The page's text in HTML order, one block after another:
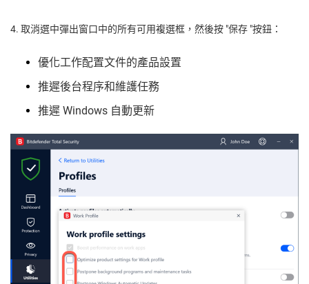
4. 取消選中彈出窗口中的所有可用複選框，然後按 "保存 "按鈕：
優化工作配置文件的產品設置
推遲後台程序和維護任務
推遲 Windows 自動更新